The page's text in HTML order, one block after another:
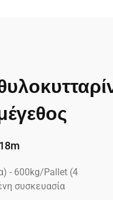
- 600kg/Pallet (4
συσκευασία